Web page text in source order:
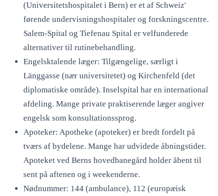
(Universitetshospitalet i Bern) er et af Schweiz'
førende undervisningshospitaler og forskningscentre.
Salem-Spital og Tiefenau Spital er velfunderede
alternativer til rutinebehandling.
Engelsktalende læger: Tilgængelige, særligt i
Länggasse (nær universitetet) og Kirchenfeld (det
diplomatiske område). Inselspital har en international
afdeling. Mange private praktiserende læger angiver
engelsk som konsultationssprog.
Apoteker: Apotheke (apoteker) er bredt fordelt på
tværs af bydelene. Mange har udvidede åbningstider.
Apoteket ved Berns hovedbanegård holder åbent til
sent på aftenen og i weekenderne.
Nødnummer: 144 (ambulance), 112 (europæisk